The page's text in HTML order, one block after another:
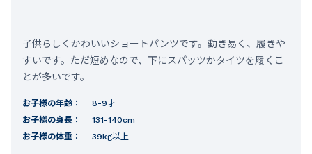
子供らしくかわいいショートパンツです。動き易く、履きや
すいです。ただ短めなので、下にスパッツかタイツを履くこ
とが多いです。
お子様の年齢：
8-9才
お子様の身長：
131-140cm
お子様の体重：
39kg以上